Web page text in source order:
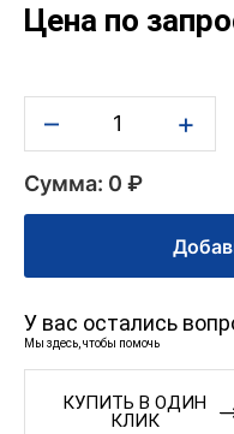
Цена по
– +
Сумма: 0 ₽
У вас остались
Мы здесь, чтобы помочь
КУПИТЬ В ОДИН
КЛИК